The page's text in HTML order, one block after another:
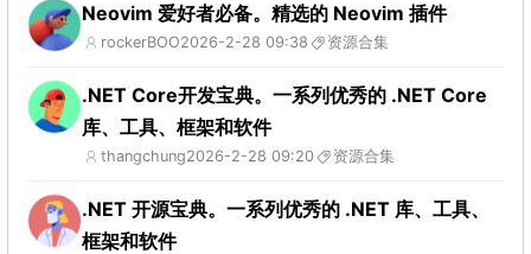
Neovim 爱好者必备。精选的 Neovim 插件
rockerBOO2026-2-28 09:38 资源合集
.NET Core开发宝典。一系列优秀的 .NET Core
库、工具、框架和软件
thangchung2026-2-28 09:20 资源合集
.NET 开源宝典。一系列优秀的 .NET 库、工具、
框架和软件